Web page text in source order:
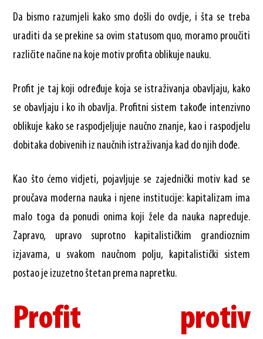
Da bismo razumjeli kako smo došli do ovdje, i šta se treba
uraditi da se prekine sa ovim statusom quo, moramo proučiti
različite načine na koje motiv profita oblikuje nauku.
Profit je taj koji određuje koja se istraživanja obavljaju, kako
se obavljaju i ko ih obavlja. Profitni sistem takođe intenzivno
oblikuje kako se raspodjeljuje naučno znanje, kao i raspodjelu
dobitaka dobivenih iz naučnih istraživanja kad do njih dođe.
Kao što ćemo vidjeti, pojavljuje se zajednički motiv kad se
proučava moderna nauka i njene institucije: kapitalizam ima
malo toga da ponudi onima koji žele da nauka napreduje.
Zapravo, upravo suprotno kapitalističkim grandioznim
izjavama, u svakom naučnom polju, kapitalistički sistem
postao je izuzetno štetan prema napretku.
Profit protiv